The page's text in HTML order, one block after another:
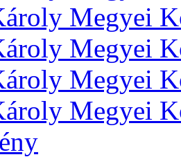
Megyei
Megyei
Megyei
Megyei